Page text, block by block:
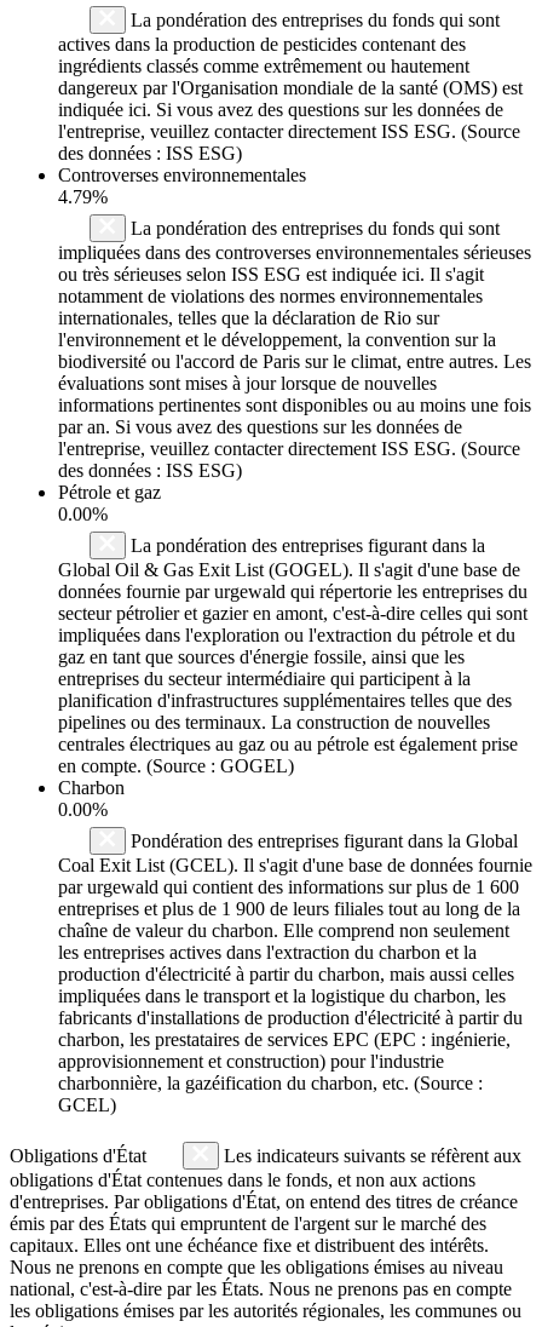
La pondération des entreprises du fonds qui sont
actives dans la production de pesticides contenant des
ingrédients classés comme extrêmement ou hautement
dangereux par l'Organisation mondiale de la santé (OMS) est
indiquée ici. Si vous avez des questions sur les données de
l'entreprise, veuillez contacter directement ISS ESG. (Source
des données : ISS ESG)
Controverses environnementales
4.79%
La pondération des entreprises du fonds qui sont
impliquées dans des controverses environnementales sérieuses
ou très sérieuses selon ISS ESG est indiquée ici. Il s'agit
notamment de violations des normes environnementales
internationales, telles que la déclaration de Rio sur
l'environnement et le développement, la convention sur la
biodiversité ou l'accord de Paris sur le climat, entre autres. Les
évaluations sont mises à jour lorsque de nouvelles
informations pertinentes sont disponibles ou au moins une fois
par an. Si vous avez des questions sur les données de
l'entreprise, veuillez contacter directement ISS ESG. (Source
des données : ISS ESG)
Pétrole et gaz
0.00%
La pondération des entreprises figurant dans la
Global Oil & Gas Exit List (GOGEL). Il s'agit d'une base de
données fournie par urgewald qui répertorie les entreprises du
secteur pétrolier et gazier en amont, c'est-à-dire celles qui sont
impliquées dans l'exploration ou l'extraction du pétrole et du
gaz en tant que sources d'énergie fossile, ainsi que les
entreprises du secteur intermédiaire qui participent à la
planification d'infrastructures supplémentaires telles que des
pipelines ou des terminaux. La construction de nouvelles
centrales électriques au gaz ou au pétrole est également prise
en compte. (Source : GOGEL)
Charbon
0.00%
Pondération des entreprises figurant dans la Global
Coal Exit List (GCEL). Il s'agit d'une base de données fournie
par urgewald qui contient des informations sur plus de 1 600
entreprises et plus de 1 900 de leurs filiales tout au long de la
chaîne de valeur du charbon. Elle comprend non seulement
les entreprises actives dans l'extraction du charbon et la
production d'électricité à partir du charbon, mais aussi celles
impliquées dans le transport et la logistique du charbon, les
fabricants d'installations de production d'électricité à partir du
charbon, les prestataires de services EPC (EPC : ingénierie,
approvisionnement et construction) pour l'industrie
charbonnière, la gazéification du charbon, etc. (Source :
GCEL)
Obligations d'État
Les indicateurs suivants se réfèrent aux
obligations d'État contenues dans le fonds, et non aux actions
d'entreprises. Par obligations d'État, on entend des titres de créance
émis par des États qui empruntent de l'argent sur le marché des
capitaux. Elles ont une échéance fixe et distribuent des intérêts.
Nous ne prenons en compte que les obligations émises au niveau
national, c'est-à-dire par les États. Nous ne prenons pas en compte
les obligations émises par les autorités régionales, les communes ou